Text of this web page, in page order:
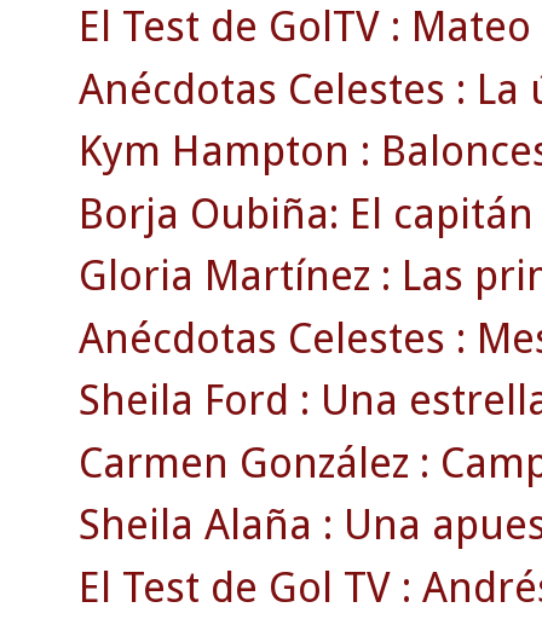
El Test de GolTV :
Anécdotas Celestes :
Kym Hampton :
Borja Oubiña: El
Gloria Martínez : Las
Anécdotas Celestes :
Sheila Ford : Una
Carmen González :
Sheila Alaña : Una
El Test de Gol TV :